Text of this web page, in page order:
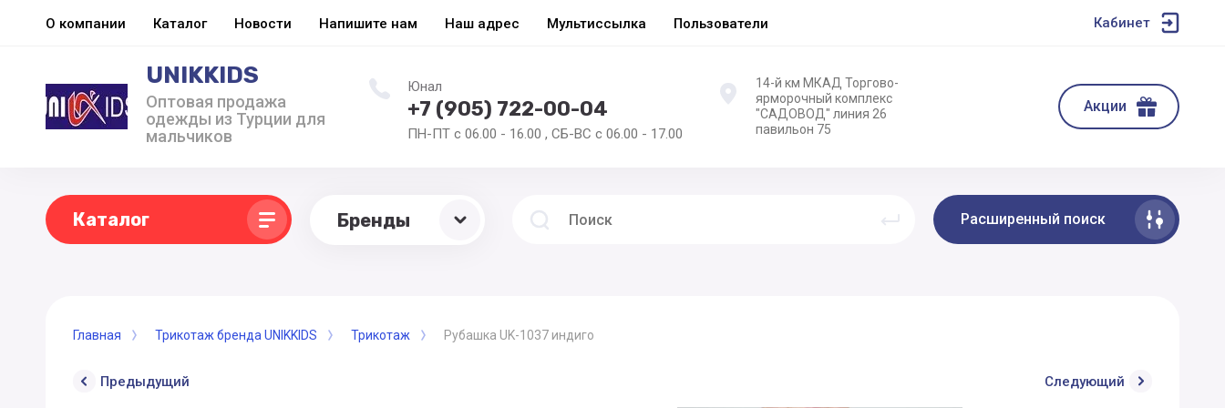
О компании Каталог Новости Напишите нам Наш адрес Мультиссылка Пользователи Кабинет
UNIKKIDS
Оптовая продажа
одежды из Турции для
мальчиков
Юнал
+7 (905) 722-00-04
ПН-ПТ с 06.00 - 16.00 , СБ-ВС с 06.00 - 17.00
14-й км МКАД Торгово-
ярморочный комплекс
"САДОВОД" линия 26
павильон 75
Акции
Каталог Бренды Расширенный поиск
Главная Трикотаж бренда UNIKKIDS Трикотаж Рубашка UK-1037 индиго
Предыдущий Следующий